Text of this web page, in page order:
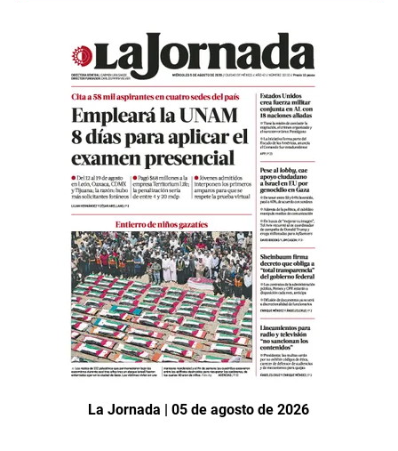
La Jornada | 05 de agosto de 2026